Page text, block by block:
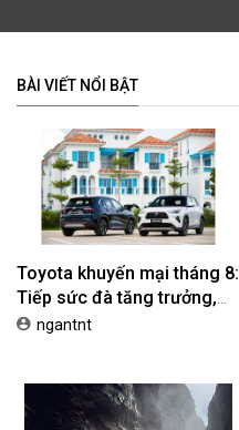
BÀI VIẾT NỔI BẬT
Toyota khuyến mại tháng 8:
Tiếp sức đà tăng trưởng,
tối ưu chi phí mua xe
ngantnt